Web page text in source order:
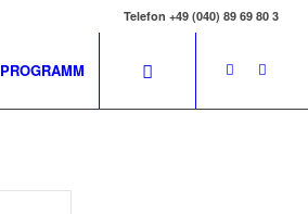
Telefon +49 (040) 89 69 80 3
PROGRAMM